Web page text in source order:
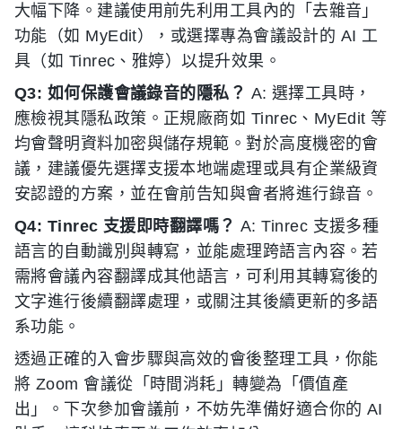
大幅下降。建議使用前先利用工具內的「去雜音」
功能（如 MyEdit），或選擇專為會議設計的 AI 工
具（如 Tinrec、雅婷）以提升效果。
Q3: 如何保護會議錄音的隱私？ A: 選擇工具時，
應檢視其隱私政策。正規廠商如 Tinrec、MyEdit 等
均會聲明資料加密與儲存規範。對於高度機密的會
議，建議優先選擇支援本地端處理或具有企業級資
安認證的方案，並在會前告知與會者將進行錄音。
Q4: Tinrec 支援即時翻譯嗎？ A: Tinrec 支援多種
語言的自動識別與轉寫，並能處理跨語言內容。若
需將會議內容翻譯成其他語言，可利用其轉寫後的
文字進行後續翻譯處理，或關注其後續更新的多語
系功能。
透過正確的入會步驟與高效的會後整理工具，你能
將 Zoom 會議從「時間消耗」轉變為「價值產
出」。下次參加會議前，不妨先準備好適合你的 AI